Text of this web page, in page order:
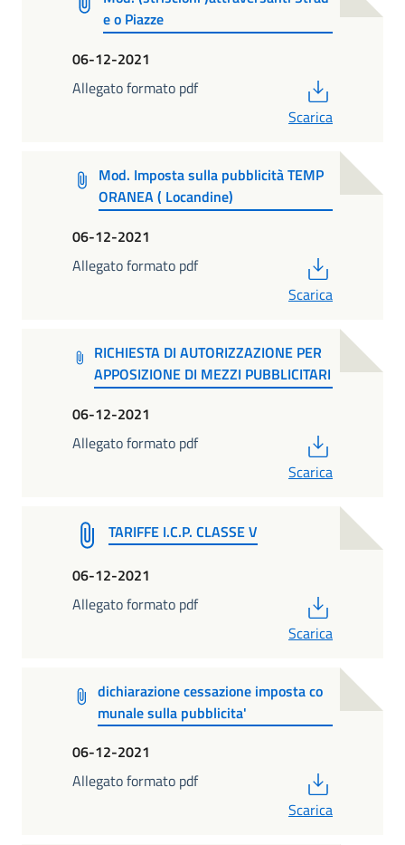
e o Piazze
06-12-2021
Allegato formato pdf
Scarica
Mod. Imposta sulla pubblicità TEMP
ORANEA ( Locandine)
06-12-2021
Allegato formato pdf
Scarica
RICHIESTA DI AUTORIZZAZIONE PER
APPOSIZIONE DI MEZZI PUBBLICITARI
06-12-2021
Allegato formato pdf
Scarica
TARIFFE I.C.P. CLASSE V
06-12-2021
Allegato formato pdf
Scarica
dichiarazione cessazione imposta co
munale sulla pubblicita'
06-12-2021
Allegato formato pdf
Scarica